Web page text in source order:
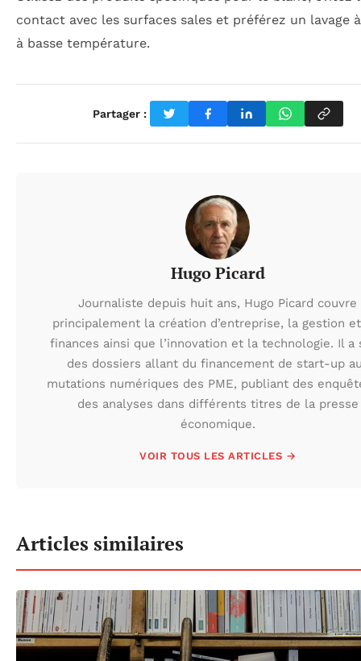
contact avec les surfaces sales et préférez un lavage
à basse température.
Partager :
Hugo Picard
Journaliste depuis huit ans, Hugo Picard couvre
principalement la création d’entreprise, la gestion
finances ainsi que l’innovation et la technologie. Il a
des dossiers allant du financement de start-up
mutations numériques des PME, publiant des
des analyses dans différents titres de la presse
économique.
VOIR TOUS LES ARTICLES →
Articles similaires